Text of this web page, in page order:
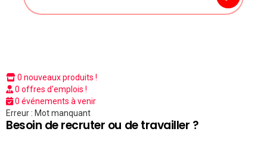
0 nouveaux produits !
0 offres d'emplois !
0 événements à venir
Erreur : Mot manquant
Besoin de recruter ou de travailler ?